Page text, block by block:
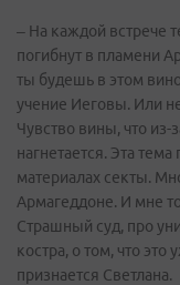
– На каждой встрече
погибнут в пламени
ты будешь в этом
учение Иеговы. Или
Чувство вины, что из-
нагнетается. Эта
материалах секты.
Армагеддоне. И мне
Страшный суд, про
костра, о том, что
признается Светлана.